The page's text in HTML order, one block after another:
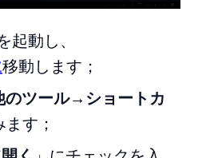
起動し、
移動します；
のツール→ ショートカ
ます；